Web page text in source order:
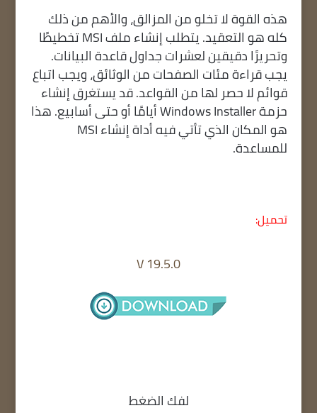
هذه القوة لا تخلو من المزالق، والأهم من ذلك
كله هو التعقيد. يتطلب إنشاء ملف MSI تخطيطًا
وتحريرًا دقيقين لعشرات جداول قاعدة البيانات.
يجب قراءة مئات الصفحات من الوثائق، ويجب اتباع
قوائم لا حصر لها من القواعد. قد يستغرق إنشاء
حزمة Windows Installer أيامًا أو حتى أسابيع. هذا
هو المكان الذي تأتي فيه أداة إنشاء MSI
للمساعدة.
تحميل:
V 19.5.0
لفك الضغط